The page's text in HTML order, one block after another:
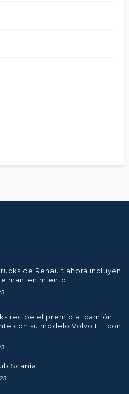
de Renault ahora incluyen
mantenimiento
recibe el premio al camión
con su modelo Volvo FH con
Scania